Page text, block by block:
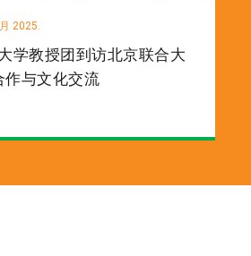
2025.
学教授团到访北京联合大
与文化交流